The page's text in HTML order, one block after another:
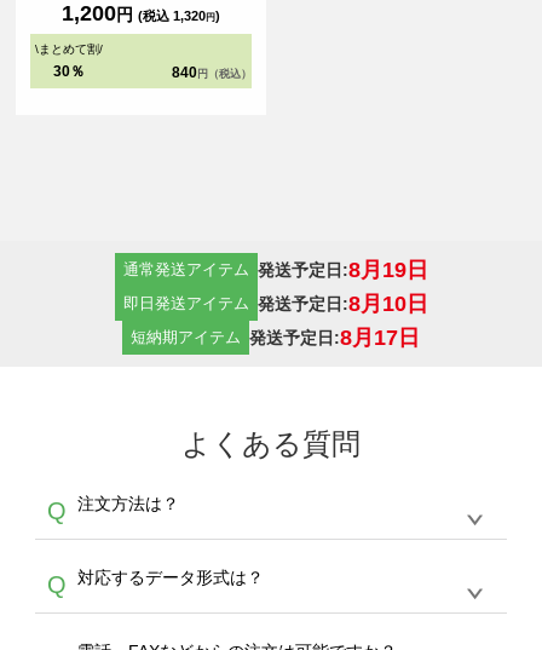
1,200円 (税込 1,320円)
\まとめて割/
30％ 840 円（税込）
通常発送アイテム 発送予定日:8月19日
即日発送アイテム 発送予定日:8月10日
短納期アイテム 発送予定日:8月17日
よくある質問
Q 注文方法は？
A
生産にて承っております。デザインツールから
デザインの作成から決済まで完了できます。
30枚以上やシルク印刷など、大口注文の場合
Q 対応するデータ形式は？